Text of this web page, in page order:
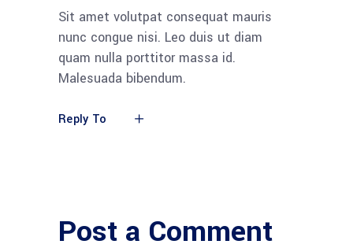
Sit amet volutpat consequat mauris
nunc congue nisi. Leo duis ut diam
quam nulla porttitor massa id.
Malesuada bibendum.
Reply To
Post a Comment